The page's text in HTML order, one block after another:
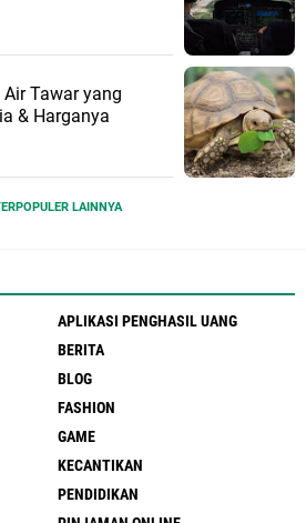
Tawar yang
& Harganya
LAINNYA
APLIKASI PENGHASIL UANG
BERITA
BLOG
FASHION
GAME
KECANTIKAN
PENDIDIKAN